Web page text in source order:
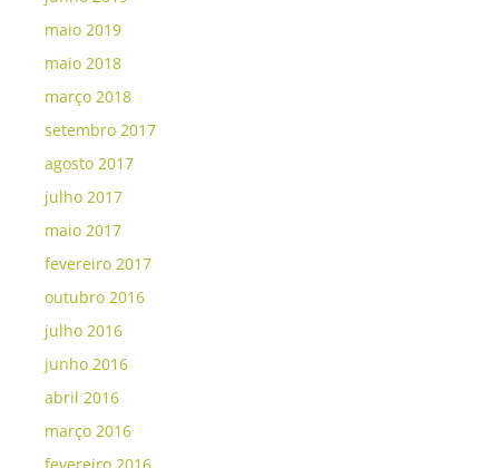
maio 2019
maio 2018
março 2018
setembro 2017
agosto 2017
julho 2017
maio 2017
fevereiro 2017
outubro 2016
julho 2016
junho 2016
abril 2016
março 2016
fevereiro 2016